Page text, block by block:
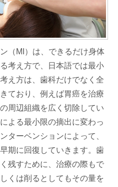
（MI）は、できるだけ身体
考え方で、日本語では最小
え方は、歯科だけでなく全
ており、例えば胃癌を治療
周辺組織を広く切除してい
よる最小限の摘出に変わっ
ターベンションによって、
期に回復していきます。歯
残すために、治療の際もで
くは削るとしてもその量を